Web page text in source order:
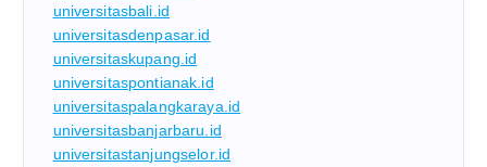
universitasbali.id
universitasdenpasar.id
universitaskupang.id
universitaspontianak.id
universitaspalangkaraya.id
universitasbanjarbaru.id
universitastanjungselor.id